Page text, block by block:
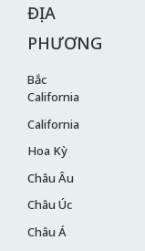
ĐỊA
PHƯƠNG
Bắc
California
California
Hoa Kỳ
Châu Âu
Châu Úc
Châu Á